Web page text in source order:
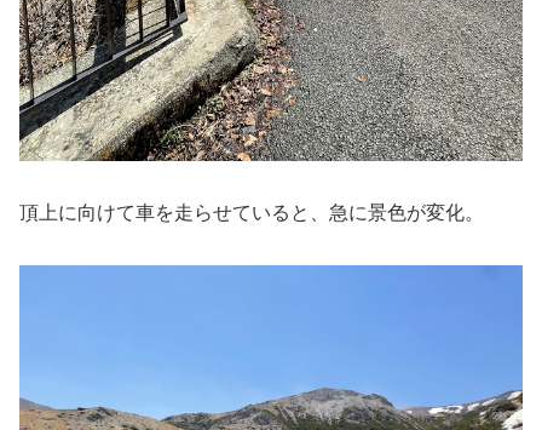
頂上に向けて車を走らせていると、急に景色が変化。